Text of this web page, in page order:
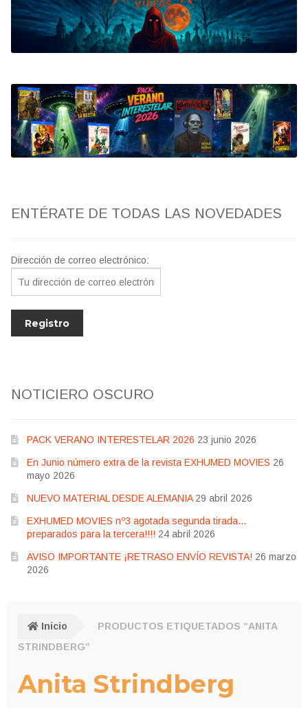
Bluray
Clasificada S
artwork
fantaterror
Jesús Franco
ENTÉRATE DE TODAS LAS NOVEDADES
Dirección de correo electrónico:
NOTICIERO OSCURO
PACK VERANO INTERESTELAR 2026 23 junio 2026
En Junio número extra de la revista EXHUMED MOVIES 26
mayo 2026
NUEVO MATERIAL DESDE ALEMANIA 29 abril 2026
EXHUMED MOVIES nº3 agotada segunda tirada…
preparados para la tercera!!!! 24 abril 2026
AVISO IMPORTANTE ¡RETRASO ENVÍO REVISTA! 26 marzo
2026
Inicio
PRODUCTOS ETIQUETADOS “ANITA
STRINDBERG”
Anita Strindberg